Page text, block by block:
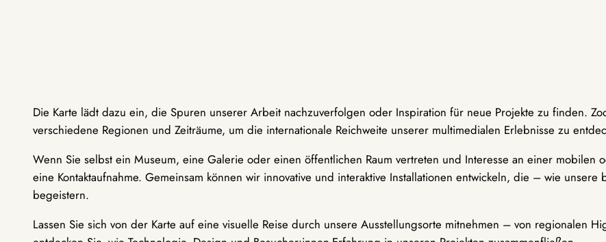
Die Karte lädt dazu ein, die Spuren unserer Arbeit nachzuverfolgen oder Inspiration für neue Projekte zu finden.
verschiedene Regionen und Zeiträume, um die internationale Reichweite unserer multimedialen Erlebnisse zu
Wenn Sie selbst ein Museum, eine Galerie oder einen öffentlichen Raum vertreten und Interesse an einer
eine Kontaktaufnahme. Gemeinsam können wir innovative und interaktive Installationen entwickeln, die – wie
begeistern.
Lassen Sie sich von der Karte auf eine visuelle Reise durch unsere Ausstellungsorte mitnehmen – von regionalen